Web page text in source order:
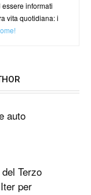
informati
vita quotidiana: i
auto
Terzo
per